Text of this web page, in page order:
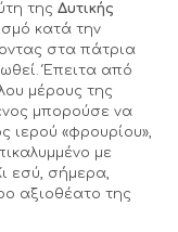
της Δυτικής
κατά την
στα πάτρια
Έπειτα από
μέρους της
μπορούσε να
ιερού «φρουρίου»,
με
εσύ, σήμερα,
αξιοθέατο της